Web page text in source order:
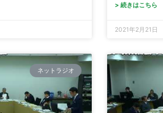
> 続きはこちら
2021年2月21日
ネットラジオ